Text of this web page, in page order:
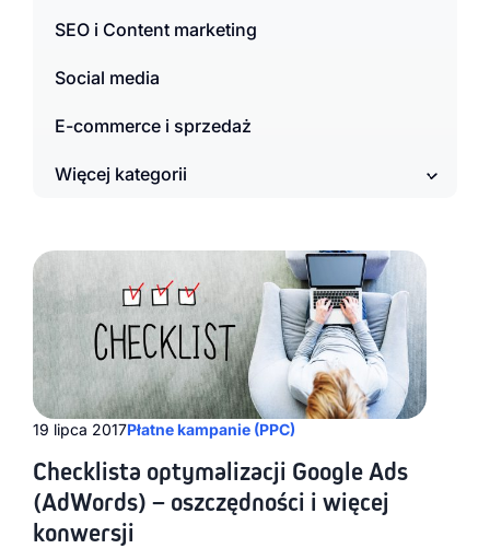
SEO i Content marketing
Social media
E-commerce i sprzedaż
Więcej kategorii
19 lipca 2017Płatne kampanie (PPC)
Checklista optymalizacji Google Ads
(AdWords) – oszczędności i więcej
konwersji